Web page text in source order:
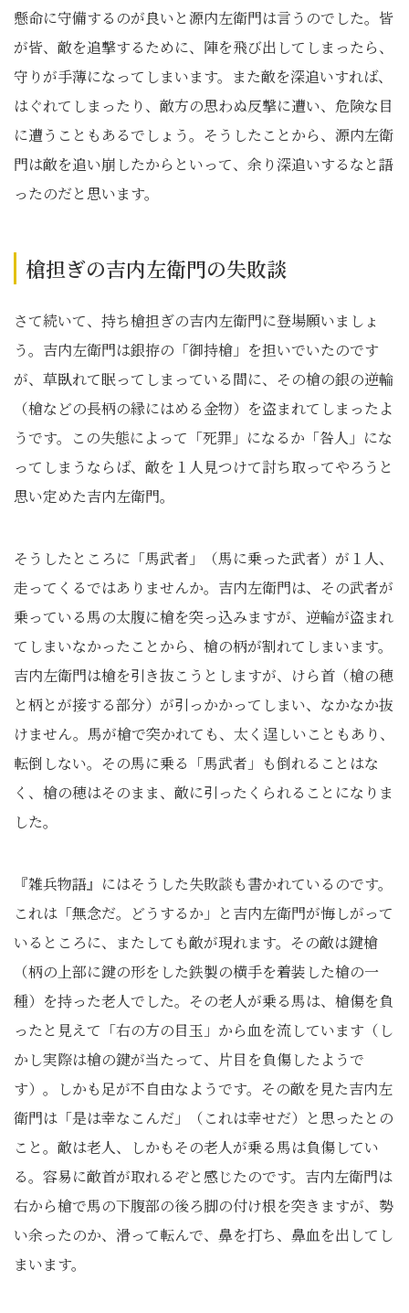
懸命に守備するのが良いと源内左衛門は言うのでした。皆
が皆、敵を追撃するために、陣を飛び出してしまったら、
守りが手薄になってしまいます。また敵を深追いすれば、
はぐれてしまったり、敵方の思わぬ反撃に遭い、危険な目
に遭うこともあるでしょう。そうしたことから、源内左衛
門は敵を追い崩したからといって、余り深追いするなと語
ったのだと思います。
槍担ぎの吉内左衛門の失敗談
さて続いて、持ち槍担ぎの吉内左衛門に登場願いましょ
う。吉内左衛門は銀拵の「御持槍」を担いでいたのです
が、草臥れて眠ってしまっている間に、その槍の銀の逆輪
（槍などの長柄の縁にはめる金物）を盗まれてしまったよ
うです。この失態によって「死罪」になるか「咎人」にな
ってしまうならば、敵を１人見つけて討ち取ってやろうと
思い定めた吉内左衛門。
そうしたところに「馬武者」（馬に乗った武者）が１人、
走ってくるではありませんか。吉内左衛門は、その武者が
乗っている馬の太腹に槍を突っ込みますが、逆輪が盗まれ
てしまいなかったことから、槍の柄が割れてしまいます。
吉内左衛門は槍を引き抜こうとしますが、けら首（槍の穂
と柄とが接する部分）が引っかかってしまい、なかなか抜
けません。馬が槍で突かれても、太く逞しいこともあり、
転倒しない。その馬に乗る「馬武者」も倒れることはな
く、槍の穂はそのまま、敵に引ったくられることになりま
した。
『雑兵物語』にはそうした失敗談も書かれているのです。
これは「無念だ。どうするか」と吉内左衛門が悔しがって
いるところに、またしても敵が現れます。その敵は鍵槍
（柄の上部に鍵の形をした鉄製の横手を着装した槍の一
種）を持った老人でした。その老人が乗る馬は、槍傷を負
ったと見えて「右の方の目玉」から血を流しています（し
かし実際は槍の鍵が当たって、片目を負傷したようで
す）。しかも足が不自由なようです。その敵を見た吉内左
衛門は「是は幸なこんだ」（これは幸せだ）と思ったとの
こと。敵は老人、しかもその老人が乗る馬は負傷してい
る。容易に敵首が取れるぞと感じたのです。吉内左衛門は
右から槍で馬の下腹部の後ろ脚の付け根を突きますが、勢
い余ったのか、滑って転んで、鼻を打ち、鼻血を出してし
まいます。